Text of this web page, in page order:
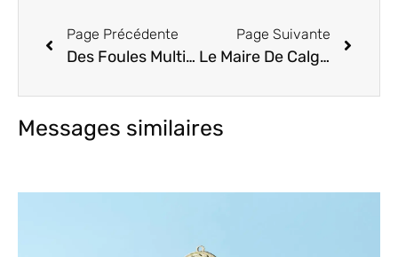
Page Précédente
Des Foules Multiculturelles Célèbrent La Fête Du Canada À Calgary
Page Suivante
Le Maire De Calgary Dit Que Les Gens Vivent Ensemble Au Canada Pacifiquement
Messages similaires